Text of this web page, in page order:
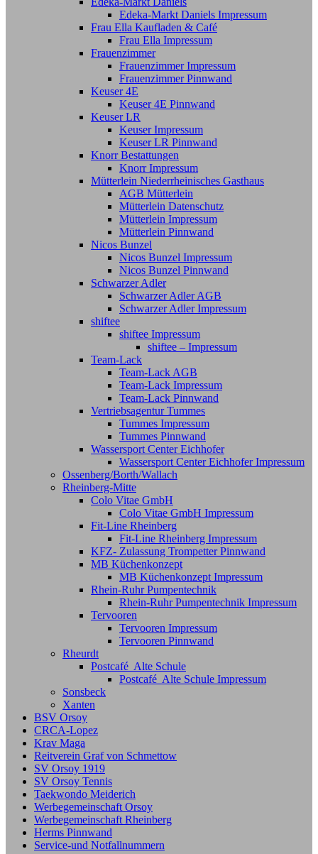
Edeka-Markt Daniels Impressum
Frau Ella Kaufladen & Café
Frau Ella Impressum
Frauenzimmer
Frauenzimmer Impressum
Frauenzimmer Pinnwand
Keuser 4E
Keuser 4E Pinnwand
Keuser LR
Keuser Impressum
Keuser LR Pinnwand
Knorr Bestattungen
Knorr Impressum
Mütterlein Niederrheinisches Gasthaus
AGB Mütterlein
Mütterlein Datenschutz
Mütterlein Impressum
Mütterlein Pinnwand
Nicos Bunzel
Nicos Bunzel Impressum
Nicos Bunzel Pinnwand
Schwarzer Adler
Schwarzer Adler AGB
Schwarzer Adler Impressum
shiftee
shiftee Impressum
shiftee – Impressum
Team-Lack
Team-Lack AGB
Team-Lack Impressum
Team-Lack Pinnwand
Vertriebsagentur Tummes
Tummes Impressum
Tummes Pinnwand
Wassersport Center Eichhofer
Wassersport Center Eichhofer Impressum
Ossenberg/Borth/Wallach
Rheinberg-Mitte
Colo Vitae GmbH
Colo Vitae GmbH Impressum
Fit-Line Rheinberg
Fit-Line Rheinberg Impressum
KFZ- Zulassung Trompetter Pinnwand
MB Küchenkonzept
MB Küchenkonzept Impressum
Rhein-Ruhr Pumpentechnik
Rhein-Ruhr Pumpentechnik Impressum
Tervooren
Tervooren Impressum
Tervooren Pinnwand
Rheurdt
Postcafé Alte Schule
Postcafé Alte Schule Impressum
Sonsbeck
Xanten
BSV Orsoy
CRCA-Lopez
Krav Maga
Reitverein Graf von Schmettow
SV Orsoy 1919
SV Orsoy Tennis
Taekwondo Meiderich
Werbegemeinschaft Orsoy
Werbegemeinschaft Rheinberg
Herms Pinnwand
Service-und Notfallnummern